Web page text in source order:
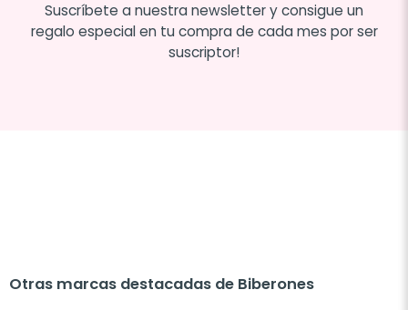
Suscríbete a nuestra newsletter y consigue un
regalo especial en tu compra de cada mes por ser
suscriptor!
Otras marcas destacadas de Biberones